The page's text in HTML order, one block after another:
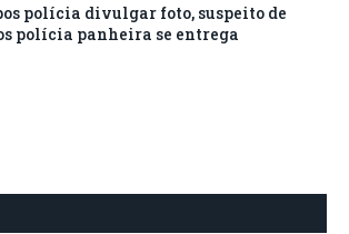
polícia divulgar foto, suspeito de
polícia panheira se entrega